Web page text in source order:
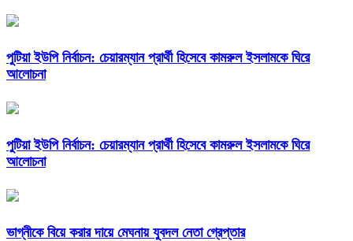
পুটিয়া ইউপি নির্বাচন: চেয়ারম্যান প্রার্থী হিসেবে কামরুল ইসলামকে ঘিরে
আলোচনা
পুটিয়া ইউপি নির্বাচন: চেয়ারম্যান প্রার্থী হিসেবে কামরুল ইসলামকে ঘিরে
আলোচনা
ভাগ্নীকে বিয়ে করার দায়ে মেঘনায় যুবদল নেতা গ্রেপ্তার